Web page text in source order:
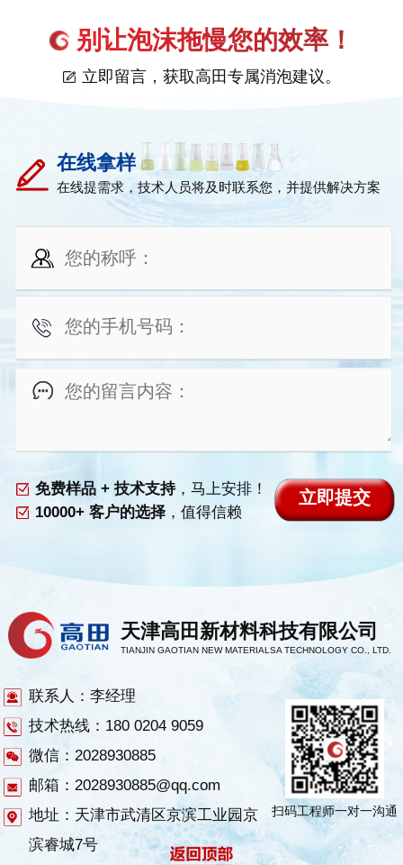
别让泡沫拖慢您的效率！
立即留言，获取高田专属消泡建议。
在线拿样
在线提需求，技术人员将及时联系您，并提供解决方案
免费样品 + 技术支持，马上安排！
10000+ 客户的选择，值得信赖
天津高田新材料科技有限公司
TIANJIN GAOTIAN NEW MATERIALSA TECHNOLOGY CO., LTD.
联系人：李经理
技术热线：180 0204 9059
微信：2028930885
邮箱：2028930885@qq.com
地址：天津市武清区京滨工业园京
滨睿城7号
扫码工程师一对一沟通